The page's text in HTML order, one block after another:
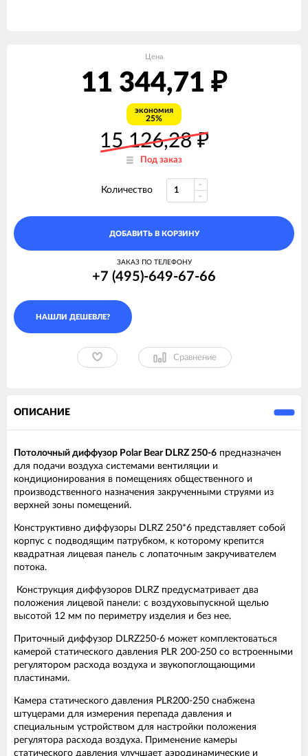
Цена
11 344,71 ₽
экономия
25%
15 126,28₽
Под заказ
Количество
ДОБАВИТЬ В КОРЗИНУ
ЗАКАЗ ПО ТЕЛЕФОНУ
+7 (495)-649-67-66
Сравнение
ОПИСАНИЕ
Потолочный диффузор Polar Bear DLRZ 250-6 предназначен
для подачи воздуха системами вентиляции и
кондиционирования в помещениях общественного и
производственного назначения закрученными струями из
верхней зоны помещений.
Конструктивно диффузоры DLRZ 250*6 представляет собой
корпус с подводящим патрубком, к которому крепится
квадратная лицевая панель с лопаточным закручивателем
потока.
Конструкция диффузоров DLRZ предусматривает два
положения лицевой панели: с воздуховыпускной щелью
высотой 12 мм по периметру изделия и без нее.
Приточный диффузор DLRZ250-6 может комплектоваться
камерой статического давления PLR 200-250 со встроенными
регулятором расхода воздуха и звукопоглощающими
пластинами.
Камера статического давления PLR200-250 снабжена
штуцерами для измерения перепада давления и
специальным устройством для настройки положения
регулятора расхода воздуха. Применение камеры
статического давления улучшает аэродинамические и